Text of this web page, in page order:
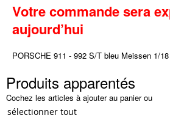
Votre commande sera
aujourd’hui
PORSCHE 911 - 992 S/T bleu Meissen 1/18
Produits apparentés
Cochez les articles à ajouter au panier ou
sélectionner tout